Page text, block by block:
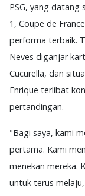
PSG, yang datang
1, Coupe de
performa terbaik.
Neves diganjar
Cucurella, dan
Enrique terlibat
pertandingan.
"Bagi saya, kami
pertama. Kami
menekan mereka.
untuk terus